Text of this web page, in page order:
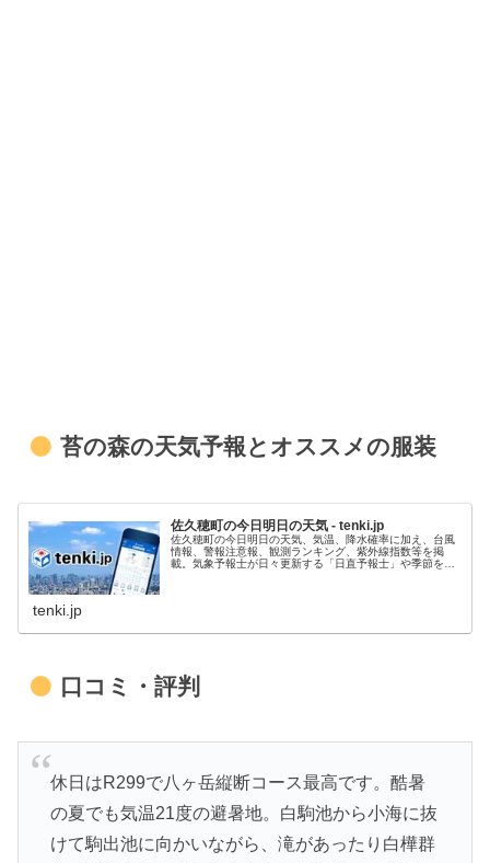
苔の森の天気予報とオススメの服装
佐久穂町の今日明日の天気 - tenki.jp
佐久穂町の今日明日の天気、気温、降水確率に加え、台風
情報、警報注意報、観測ランキング、紫外線指数等を掲
載。気象予報士が日々更新する「日直予報士」や季節を楽
tenki.jp
口コミ・評判
休日はR299で八ヶ岳縦断コース最高です。酷暑
の夏でも気温21度の避暑地。白駒池から小海に抜
けて駒出池に向かいながら、滝があったり白樺群